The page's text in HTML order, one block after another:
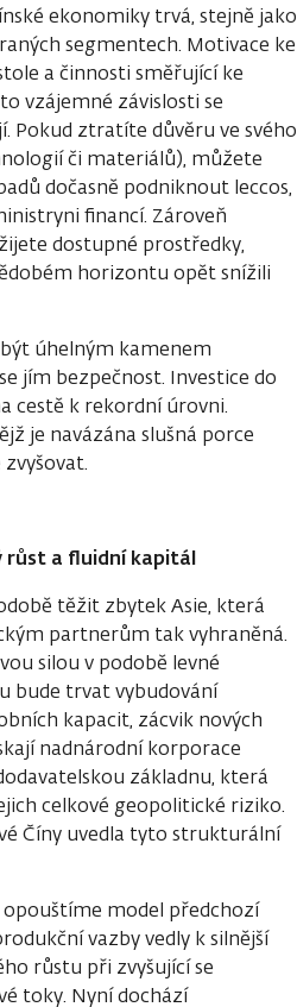
ekonomiky trvá, stejně jako
segmentech. Motivace ke
a činnosti směřující ke
vzájemné závislosti se
Pokud ztratíte důvěru ve svého
či materiálů), můžete
dočasně podniknout leccos,
financí. Zároveň
dostupné prostředky,
horizontu opět snížili
úhelným kamenem
jím bezpečnost. Investice do
cestě k rekordní úrovni.
je navázána slušná porce
růst a fluidní kapitál
těžit zbytek Asie, která
partnerům tak vyhraněná.
silou v podobě levné
bude trvat vybudování
kapacit, zácvik nových
nadnárodní korporace
základnu, která
celkové geopolitické riziko.
Číny uvedla tyto strukturální
model předchozí
vazby vedly k silnější
růstu při zvyšující se
toky. Nyní dochází